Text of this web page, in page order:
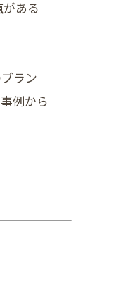
がある
ラン
例から